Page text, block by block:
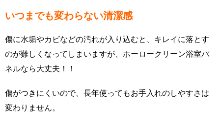
いつまでも変わらない清潔感
傷に水垢やカビなどの汚れが入り込むと、キレイに落とす
のが難しくなってしまいますが、ホーロークリーン浴室パ
ネルなら大丈夫！！
傷がつきにくいので、長年使ってもお手入れのしやすさは
変わりません。